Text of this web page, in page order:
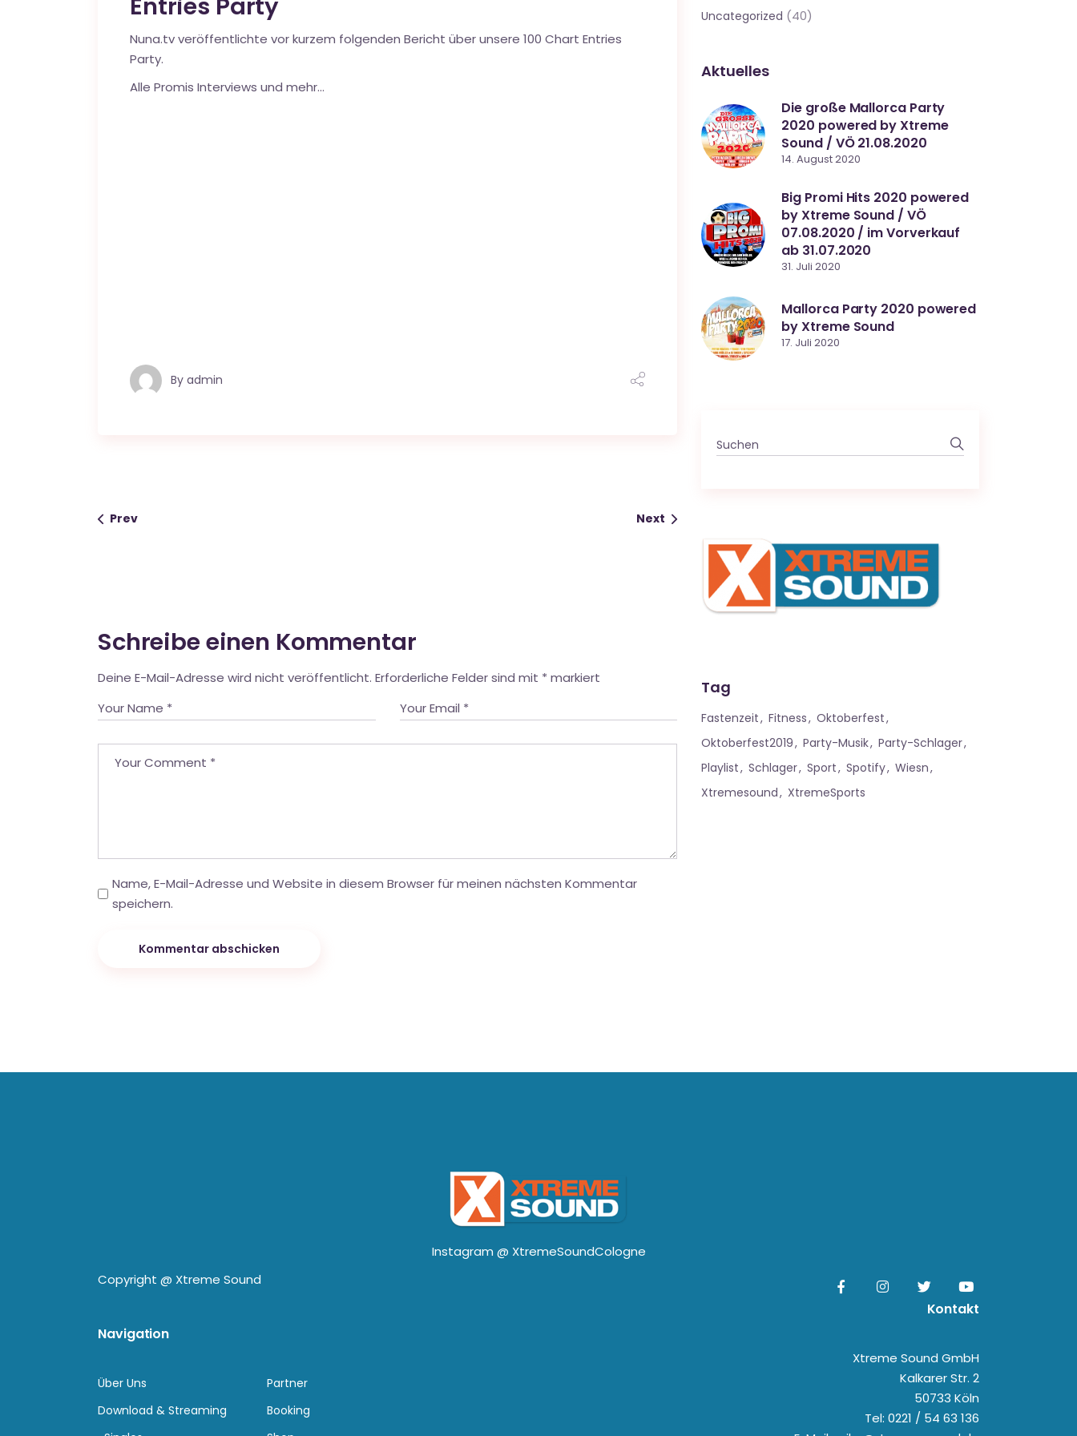
Entries Party
Nuna.tv veröffentlichte vor kurzem folgenden Bericht über unsere 100 Chart Entries
Party.
Alle Promis Interviews und mehr…
By admin
Prev Next
Schreibe einen Kommentar
Deine E-Mail-Adresse wird nicht veröffentlicht. Erforderliche Felder sind mit * markiert
Name, E-Mail-Adresse und Website in diesem Browser für meinen nächsten Kommentar
speichern.
Kommentar abschicken
Uncategorized (40)
Aktuelles
Die große Mallorca Party
2020 powered by Xtreme
Sound / VÖ 21.08.2020
14. August 2020
Big Promi Hits 2020 powered
by Xtreme Sound / VÖ
07.08.2020 / im Vorverkauf
ab 31.07.2020
31. Juli 2020
Mallorca Party 2020 powered
by Xtreme Sound
17. Juli 2020
Search
for:
Tag
Fastenzeit Fitness
Oktoberfest
Oktoberfest2019
Party-Musik
Party-Schlager
Playlist
Schlager Sport Spotify
Wiesn
Xtremesound
XtremeSports
Instagram @ XtremeSoundCologne
Copyright @ Xtreme Sound
Navigation
Über Uns
Download & Streaming
Partner
Booking
Kontakt
Xtreme Sound GmbH
Kalkarer Str. 2
50733 Köln
Tel: 0221 / 54 63 136